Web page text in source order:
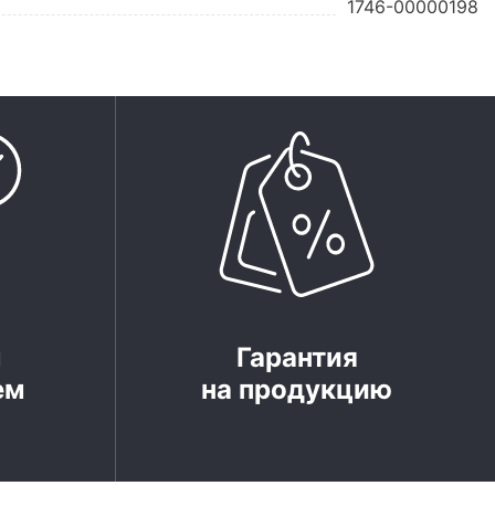
1746-00000198
Гарантия
на продукцию